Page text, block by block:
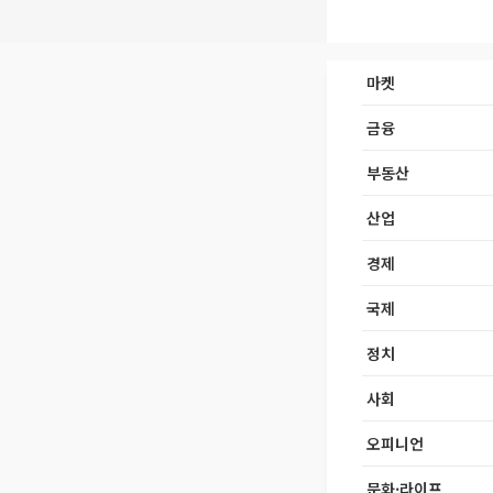
마켓
금융
부동산
산업
경제
국제
정치
사회
오피니언
문화·라이프